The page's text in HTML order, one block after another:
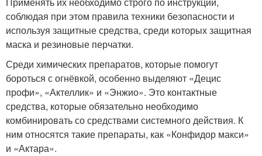
соблюдая при этом правила техники безопасности и
используя защитные средства, среди которых защитная
маска и резиновые перчатки.
Среди химических препаратов, которые помогут
бороться с огнёвкой, особенно выделяют «Децис
профи», «Актеллик» и «Энжио». Это контактные
средства, которые обязательно необходимо
комбинировать со средствами системного действия. К
ним относятся такие препараты, как «Конфидор макси»
и «Актара».